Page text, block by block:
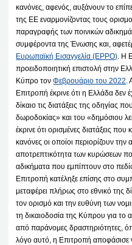
κανόνες, αφενός, αυξάνουν το
της ΕΕ εναρμονίζοντας τους
παραγραφής των ποινικών
συμφέροντα της Ένωσης και,
Ευρωπαϊκή Εισαγγελία (EPPO). Η
προειδοποιητική επιστολή στην
Κύπρο τονΦεβρουάριο του 2022.
Επιτροπή έκρινε ότι η Ελλάδα δεν
δίκαιο τις διατάξεις της οδηγίας
δωροδοκίας» και του «δημόσιου
έκρινε ότι ορισμένες διατάξεις
κανόνες οι οποίοι περιορίζουν την
αποτρεπτικότητα των κυρώσεων
αδικήματα που εμπίπτουν στο
Επιτροπή κατέληξε επίσης στο
μεταφέρει πλήρως στο εθνικό της
τον ορισμό και την ευθύνη των
τη δικαιοδοσία της Κύπρου για το
από παράνομες δραστηριότητες,
λόγο αυτό, η Επιτροπή αποφάσισε